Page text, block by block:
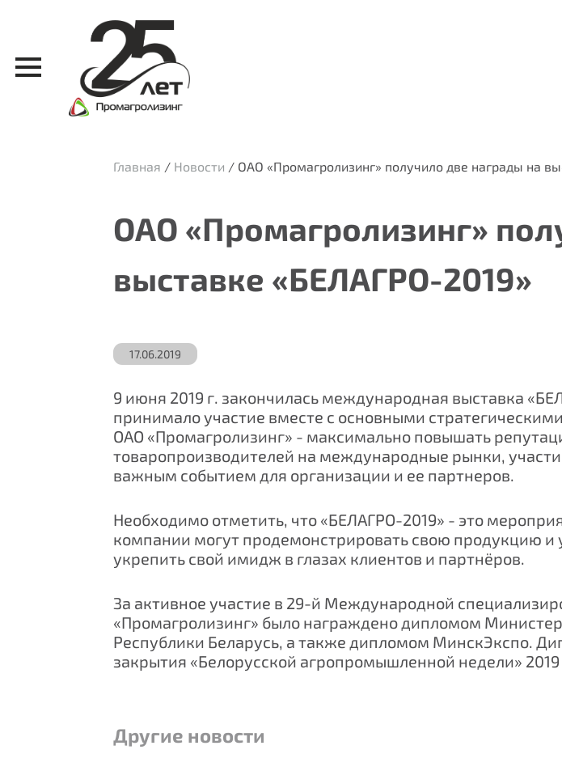
Главная / Новости / ОАО «Промагролизинг» получило две награды на
ОАО «Промагролизинг»
выставке «БЕЛАГРО-2019»
17.06.2019
9 июня 2019 г. закончилась международная выставка
принимало участие вместе с основными
ОАО «Промагролизинг» - максимально повышать
товаропроизводителей на международные рынки,
важным событием для организации и ее партнеров.
Необходимо отметить, что «БЕЛАГРО-2019» - это
компании могут продемонстрировать свою продукцию и
укрепить свой имидж в глазах клиентов и партнёров.
За активное участие в 29-й Международной
«Промагролизинг» было награждено дипломом
Республики Беларусь, а также дипломом МинскЭкспо.
закрытия «Белорусской агропромышленной недели» 2019
Другие новости